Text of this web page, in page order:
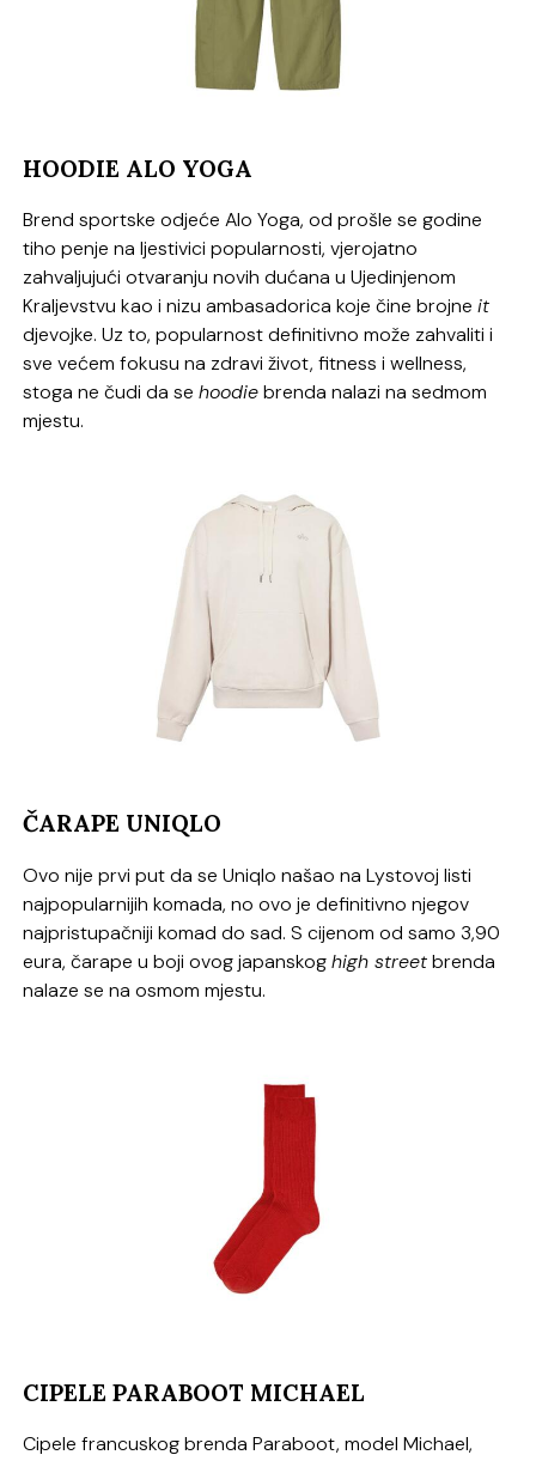
HOODIE ALO YOGA
Brend sportske odjeće Alo Yoga, od prošle se godine
tiho penje na ljestivici popularnosti, vjerojatno
zahvaljujući otvaranju novih dućana u Ujedinjenom
Kraljevstvu kao i nizu ambasadorica koje čine brojneit
djevojke. Uz to, popularnost definitivno može zahvaliti i
sve većem fokusu na zdravi život, fitness i wellness,
stoga ne čudi da sehoodiebrenda nalazi na sedmom
mjestu.
ČARAPE UNIQLO
Ovo nije prvi put da se Uniqlo našao na Lystovoj listi
najpopularnijih komada, no ovo je definitivno njegov
najpristupačniji komad do sad. S cijenom od samo 3,90
eura, čarape u boji ovog japanskoghigh streetbrenda
nalaze se na osmom mjestu.
CIPELE PARABOOT MICHAEL
Cipele francuskog brenda Paraboot, model Michael,